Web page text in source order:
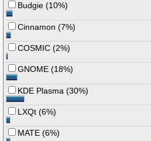
Budgie (10%)
Cinnamon (7%)
COSMIC (2%)
GNOME (18%)
KDE Plasma (30%)
LXQt (6%)
MATE (6%)